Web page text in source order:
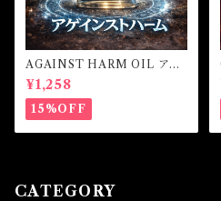
AGAINST HARM OIL アゲ
インストハームオイル -厄除
け・魔除け・護身-
¥1,258
15%OFF
CATEGORY